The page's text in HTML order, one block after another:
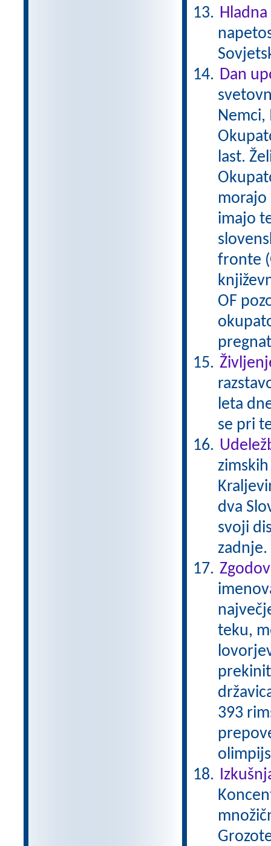
Dan
Nemci,
last.
morajo
imajo
fronte
OF
leta
se pri
dva
svoji
zadnje.
teku,
393